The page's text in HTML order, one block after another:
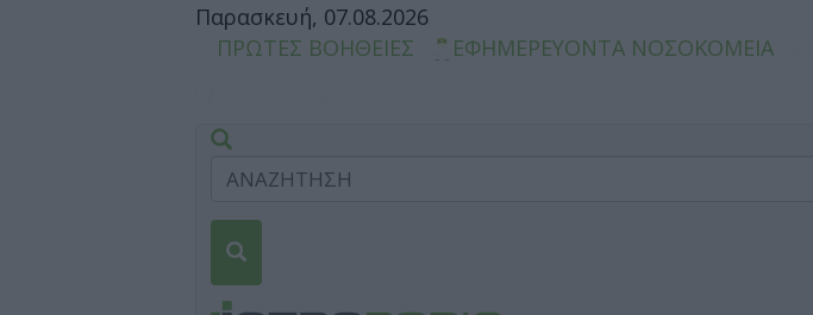
Παρασκευή, 07.08.2026
ΠΡΩΤΕΣ ΒΟΗΘΕΙΕΣ
ΕΦΗΜΕΡΕΥΟΝΤΑ ΝΟΣΟΚΟΜΕΙΑ